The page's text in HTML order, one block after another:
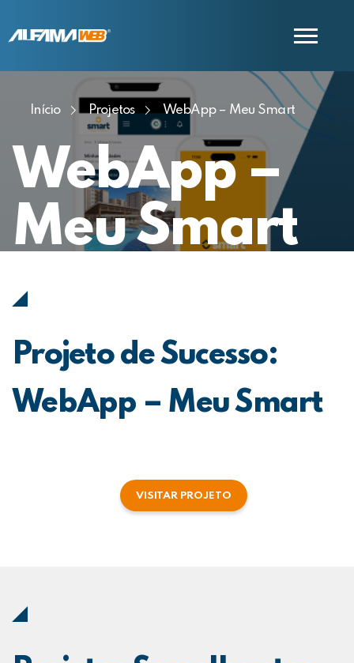
COMERCIAL
SUPORTE
Início Projetos WebApp – Meu Smart
WebApp –
Meu Smart
Projeto de Sucesso:
WebApp – Meu Smart
VISITAR PROJETO